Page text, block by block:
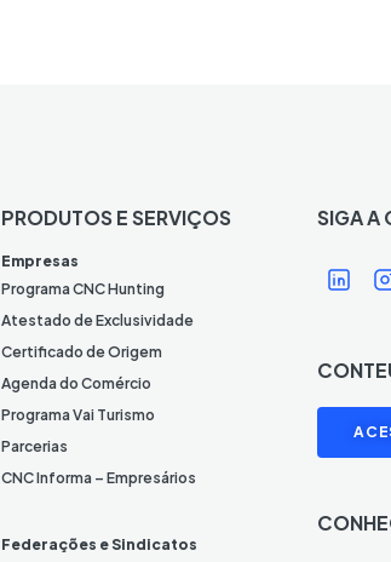
PRODUTOS E SERVIÇOS
Empresas
Programa CNC Hunting
Atestado de Exclusividade
Certificado de Origem
Agenda do Comércio
Programa Vai Turismo
Parcerias
CNC Informa – Empresários
Federações e Sindicatos
SIGA A
Í
c
n
e
L
i
k
e
Í
I